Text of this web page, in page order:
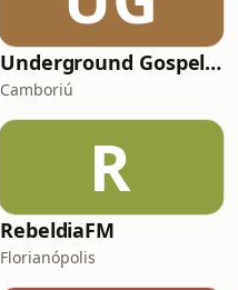
Underground Gospel Radio
Camboriú
R
RebeldiaFM
Florianópolis